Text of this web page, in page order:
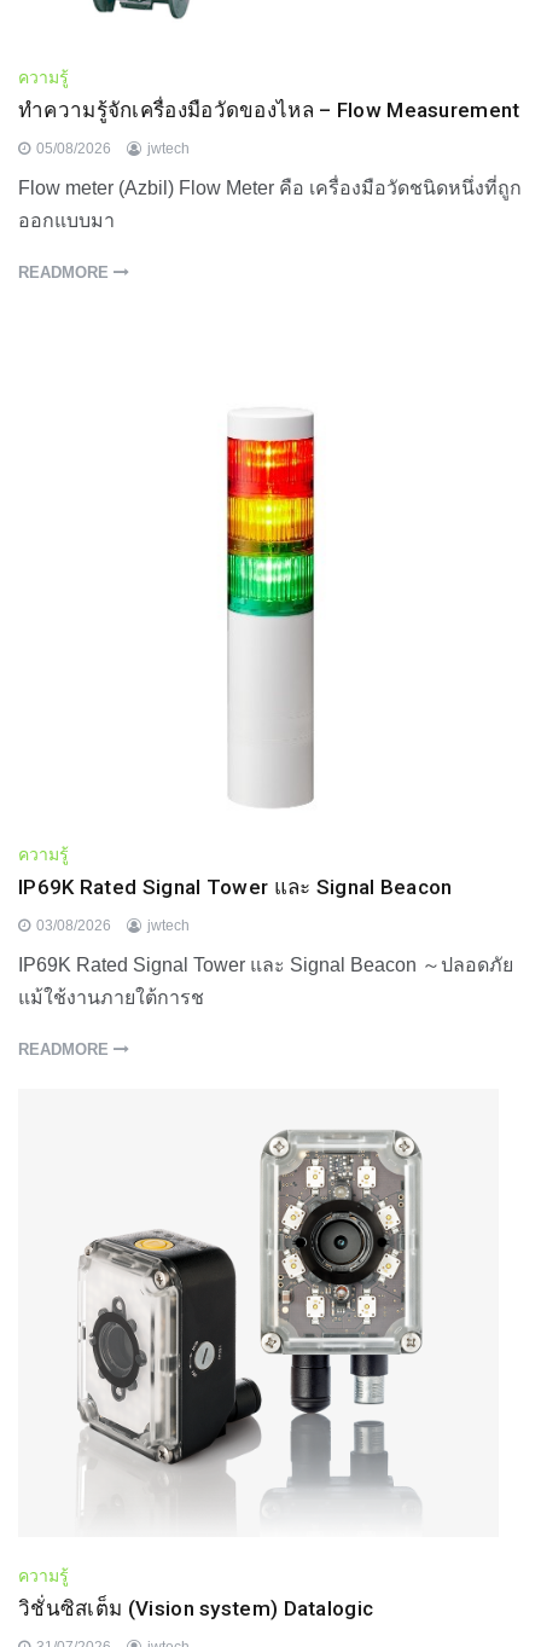
ความรู้
ทำความรู้จักเครื่องมือวัดของไหล – Flow Measurement
05/08/2026 jwtech
Flow meter (Azbil) Flow Meter คือ เครื่องมือวัดชนิดหนึ่งที่ถูก
ออกแบบมา
READMORE
ความรู้
IP69K Rated Signal Tower และ Signal Beacon
03/08/2026 jwtech
IP69K Rated Signal Tower และ Signal Beacon ～ปลอดภัย
แม้ใช้งานภายใต้การช
READMORE
ความรู้
วิชั่นซิสเต็ม (Vision system) Datalogic